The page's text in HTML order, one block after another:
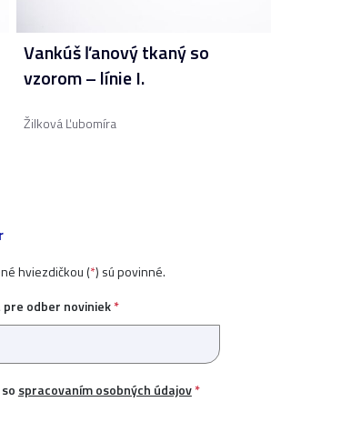
Vankúš ľanový tkaný so
vzorom – línie I.
Žilková Ľubomíra
hviezdičkou (*) sú povinné.
odber noviniek*
spracovaním osobných údajov*